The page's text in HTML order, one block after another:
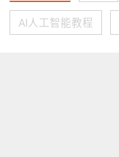
AI人工智能教程